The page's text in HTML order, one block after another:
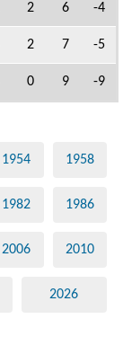
2 6 -4
2 7 -5
0 9 -9
1954 1958
1982 1986
2006 2010
2026